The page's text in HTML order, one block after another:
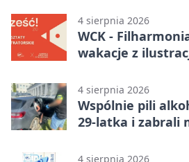
4 sierpnia 2026
WCK -
wakacje z
4 sierpnia 2026
Wspólnie pili
29-latka i zabrali
4 sierpnia 2026